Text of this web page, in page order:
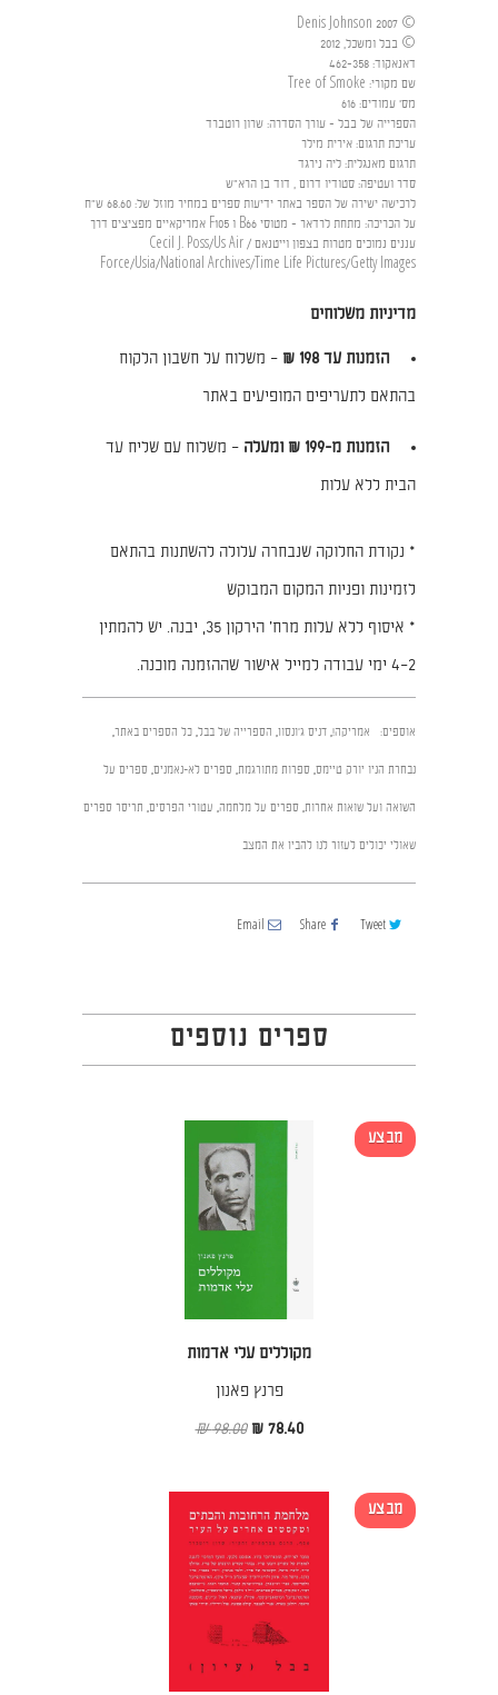
© Denis Johnson 2007
© בבל ומשכל, 2012
דאנאקוד:
462-358
שם מקורי:
Tree of Smoke
מס' עמודים:
616
הספרייה של בבל - עורך הסדרה: שרון רוטברד
עריכת תרגום: אירית מילר
תרגום מאנגלית: ליה נירגד
סדר ועטיפה: סטודיו דרום , דוד בן הרא"ש
לרכישה ישירה של הספר באתר ידיעות ספרים במחיר מוזל של: 68.60 ש"ח
על הכריכה:
מתחת לרדאר - מטוסי B66 ו F105 אמריקאיים מפציצים דרך
עננים נמוכים מטרות בצפון וייטנאם / Cecil J. Poss/Us Air
Force/Usia/National Archives/Time Life Pictures/Getty Images
מדיניות משלוחים
הזמנות עד 198 ₪
– משלוח על חשבון הלקוח
בהתאם לתעריפים המופיעים באתר
הזמנות מ-199 ₪ ומעלה
– משלוח עם שליח עד
הבית ללא עלות
* נקודת החלוקה שנבחרה עלולה להשתנות בהתאם
לזמינות ופניות המקום המבוקש
* איסוף ללא עלות מרח׳ הירקון 35, יבנה. יש להמתין
2–4 ימי עבודה למייל אישור שההזמנה מוכנה.
אוספים: אמריקה!, דניס ג'ונסון, הספרייה של בבל, כל הספרים באתר,
נבחרת הניו יורק טיימס, ספרות מתורגמת, ספרים לא-נאמנים, ספרים על
השואה ועל שואות אחרות, ספרים על מלחמה, עטורי הפרסים, תריסר ספרים
שאולי יכולים לעזור לנו להבין את המצב
Tweet
Share
Email
ספרים נוספים
מקוללים עלי אדמות
פרנץ פאנון
78.40 ₪
98.00 ₪
מבצע
מבצע